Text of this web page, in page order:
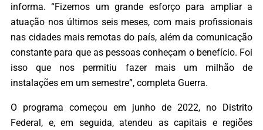
informa. “Fizemos um grande esforço para ampliar a
atuação nos últimos seis meses, com mais profissionais
nas cidades mais remotas do país, além da comunicação
constante para que as pessoas conheçam o benefício. Foi
isso que nos permitiu fazer mais um milhão de
instalações em um semestre”, completa Guerra.
O programa começou em junho de 2022, no Distrito
Federal, e, em seguida, atendeu as capitais e regiões